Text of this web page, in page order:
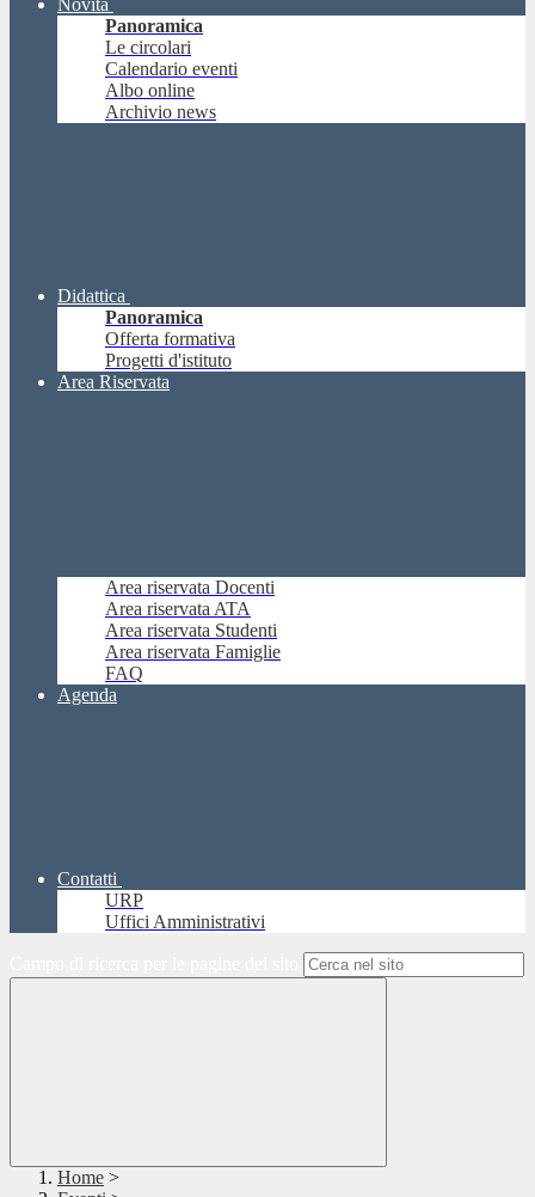
Novità
Panoramica
Le circolari
Calendario eventi
Albo online
Archivio news
Didattica
Panoramica
Offerta formativa
Progetti d'istituto
Area Riservata
Area riservata Docenti
Area riservata ATA
Area riservata Studenti
Area riservata Famiglie
FAQ
Agenda
Contatti
URP
Uffici Amministrativi
Home >